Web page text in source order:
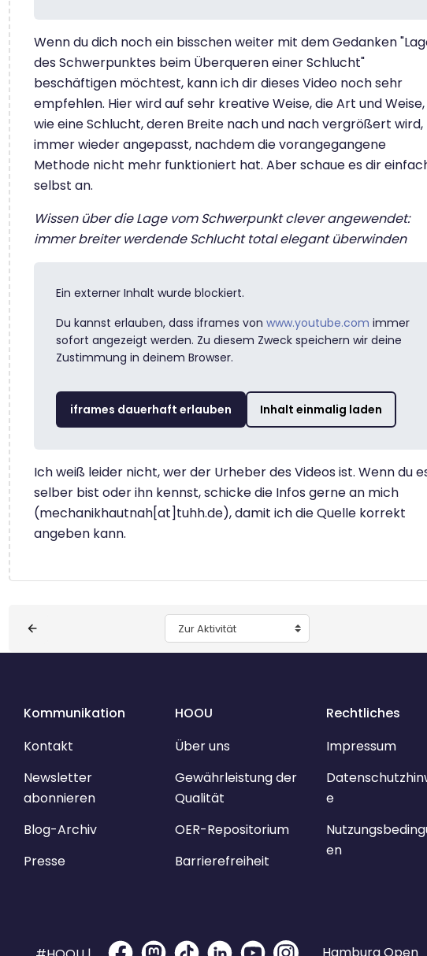
Wenn du dich noch ein bisschen weiter mit dem Gedanken
des Schwerpunktes beim Überqueren einer Schlucht"
beschäftigen möchtest, kann ich dir dieses Video noch sehr
empfehlen. Hier wird auf sehr kreative Weise, die Art und Weise,
wie eine Schlucht, deren Breite nach und nach vergrößert wird,
immer wieder angepasst, nachdem die vorangegangene
Methode nicht mehr funktioniert hat. Aber schaue es dir
selbst an.
Wissen über die Lage vom Schwerpunkt clever angewendet:
immer breiter werdende Schlucht total elegant überwinden
Ein externer Inhalt wurde blockiert.
Du kannst erlauben, dass iframes von www.youtube.com immer
sofort angezeigt werden. Zu diesem Zweck speichern wir deine
Zustimmung in deinem Browser.
iframes dauerhaft erlauben Inhalt einmalig laden
Ich weiß leider nicht, wer der Urheber des Videos ist. Wenn du
selber bist oder ihn kennst, schicke die Infos gerne an mich
(mechanikhautnah[at]tuhh.de), damit ich die Quelle korrekt
angeben kann.
Blöcke Zur Aktivität
Kommunikation
Kontakt
Newsletter
abonnieren
Blog-Archiv
Presse
HOOU
Über uns
Gewährleistung der
Qualität
OER-Repositorium
Barrierefreiheit
Rechtliches
Impressum
e
en